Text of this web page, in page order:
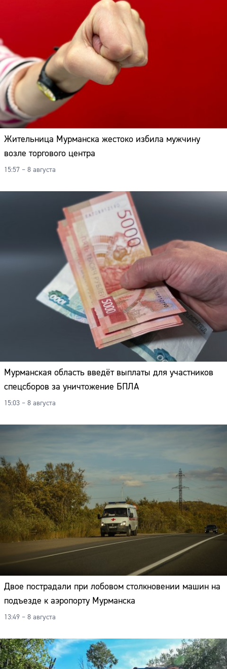
Жительница Мурманска жестоко избила мужчину
возле торгового центра
15:57 – 8 августа
Мурманская область введёт выплаты для участников
спецсборов за уничтожение БПЛА
15:03 – 8 августа
Двое пострадали при лобовом столкновении машин на
подъезде к аэропорту Мурманска
13:49 – 8 августа